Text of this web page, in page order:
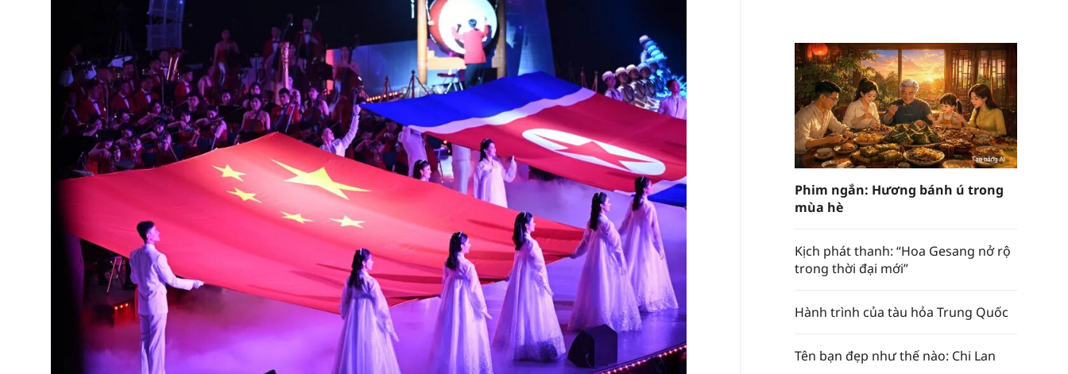
Phim ngắn: Hương bánh ú trong
mùa hè
Kịch phát thanh: “Hoa Gesang nở rộ
trong thời đại mới”
Hành trình của tàu hỏa Trung Quốc
Tên bạn đẹp như thế nào: Chi Lan